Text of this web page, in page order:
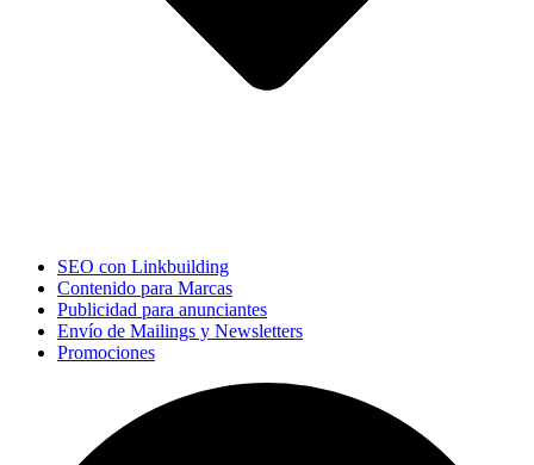
SEO con Linkbuilding
Contenido para Marcas
Publicidad para anunciantes
Envío de Mailings y Newsletters
Promociones